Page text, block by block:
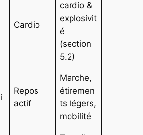
Cardio
cardio &
explosivit
é
(section
5.2)
Repos
actif
Marche,
étiremen
ts légers,
mobilité